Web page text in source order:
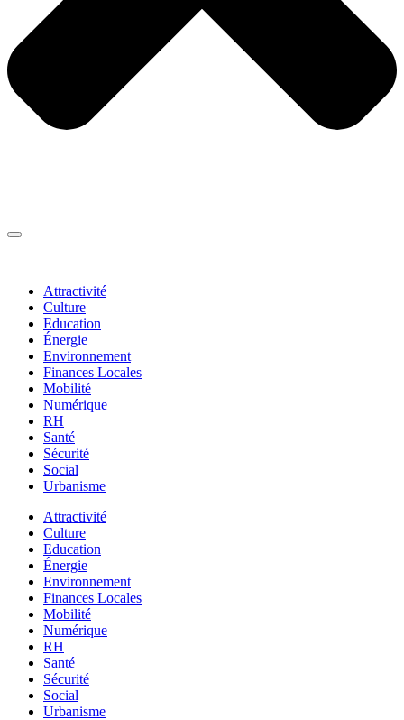
Attractivité
Culture
Education
Énergie
Environnement
Finances Locales
Mobilité
Numérique
RH
Santé
Sécurité
Social
Urbanisme
Attractivité
Culture
Education
Énergie
Environnement
Finances Locales
Mobilité
Numérique
RH
Santé
Sécurité
Social
Urbanisme